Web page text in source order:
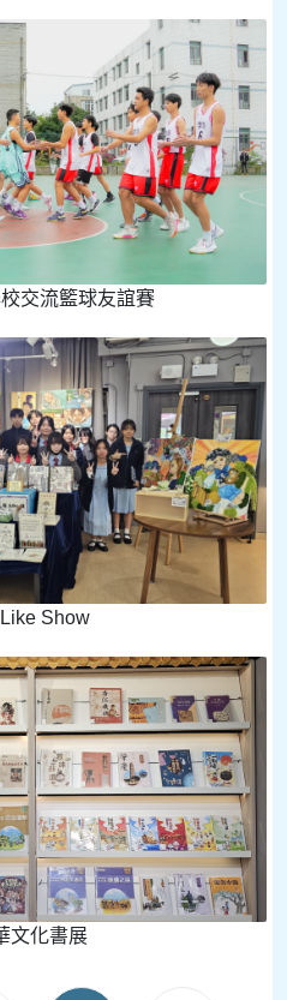
交流籃球友誼賽
Show
文化書展